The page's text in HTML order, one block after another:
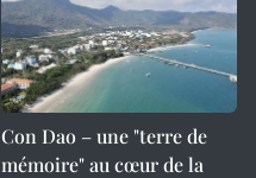
Con Dao – une "terre de
mémoire" au cœur de la